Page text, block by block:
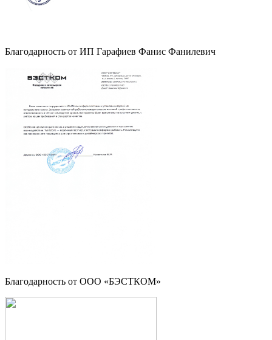
Благодарность от ИП Гарафиев Фанис Фанилевич
Благодарность от ООО «БЭСТКОМ»